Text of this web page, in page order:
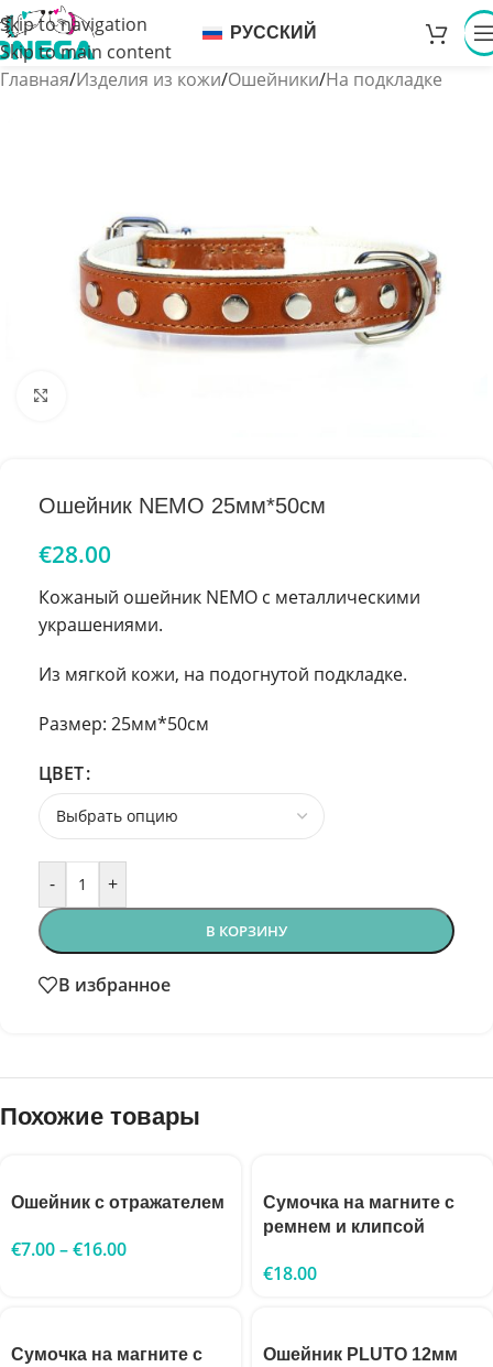
Skip to navigation
Skip to main content
РУССКИЙ
Главная/Изделия из кожи/Ошейники/На подкладке
Ошейник NEMO 25мм*50см
€28.00
Кожаный ошейник NEMO с металлическими
украшениями.
Из мягкой кожи, на подогнутой подкладке.
Размер: 25мм*50см
ЦВЕТ
- +
В КОРЗИНУ
В избранное
Похожие товары
Ошейник с отражателем
€7.00–€16.00
Сумочка на магните с
ремнем и клипсой
€18.00
Сумочка на магните с
Ошейник PLUTO 12мм